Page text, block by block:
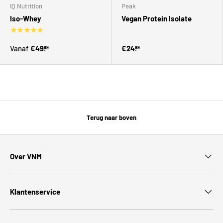
IQ Nutrition
Iso-Whey
★★★★★
Vanaf €49.99
Peak
Vegan Protein Isolate
€24.99
Terug naar boven
Over VNM
Klantenservice